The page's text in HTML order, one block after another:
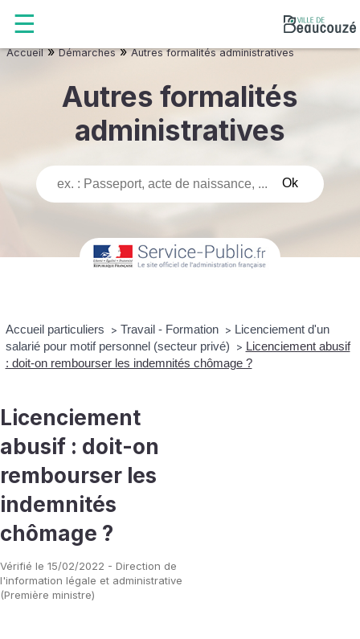
Accueil»Démarches»Autres formalités administratives
Autres formalités
administratives
Accueil particuliers > Travail - Formation > Licenciement d'un
salarié pour motif personnel (secteur privé)
> Licenciement abusif
: doit-on rembourser les indemnités chômage ?
Licenciement
abusif : doit-on
rembourser les
indemnités
chômage ?
Vérifié le 15/02/2022 - Direction de
l'information légale et administrative
(Première ministre)